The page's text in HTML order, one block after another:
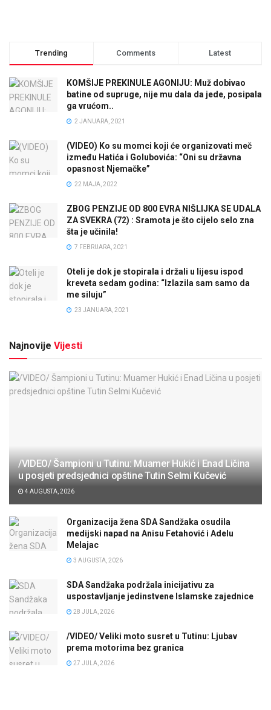
Trending Comments Latest
KOMŠIJE PREKINULE AGONIJU: Muž dobivao
batine od supruge, nije mu dala da jede, posipala
ga vrućom..
2 JANUARA, 2021
(VIDEO) Ko su momci koji će organizovati meč
između Hatića i Golubovića: “Oni su državna
opasnost Njemačke”
22 MAJA, 2022
ZBOG PENZIJE OD 800 EVRA NIŠLIJKA SE UDALA
ZA SVEKRA (72) : Sramota je što cijelo selo zna
šta je učinila!
7 FEBRUARA, 2021
Oteli je dok je stopirala i držali u lijesu ispod
kreveta sedam godina: “Izlazila sam samo da
me siluju”
23 JANUARA, 2021
Najnovije Vijesti
/VIDEO/ Šampioni u Tutinu: Muamer Hukić i Enad Ličina
u posjeti predsjednici opštine Tutin Selmi Kučević
4 AUGUSTA, 2026
Organizacija žena SDA Sandžaka osudila
medijski napad na Anisu Fetahović i Adelu
Melajac
3 AUGUSTA, 2026
SDA Sandžaka podržala inicijativu za
uspostavljanje jedinstvene Islamske zajednice
28 JULA, 2026
/VIDEO/ Veliki moto susret u Tutinu: Ljubav
prema motorima bez granica
27 JULA, 2026